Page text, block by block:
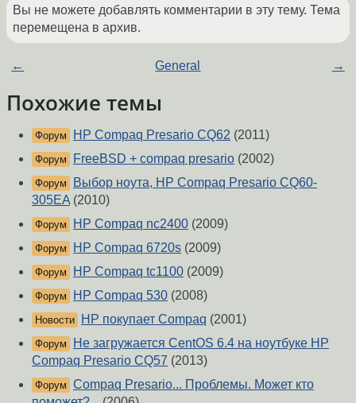
Вы не можете добавлять комментарии в эту тему. Тема
перемещена в архив.
← General →
Похожие темы
Форум HP Compaq Presario CQ62 (2011)
Форум FreeBSD + compaq presario (2002)
Форум
Выбор ноута, HP Compaq Presario CQ60-
305EA (2010)
Форум HP Compaq nc2400 (2009)
Форум HP Compaq 6720s (2009)
Форум HP Compaq tc1100 (2009)
Форум HP Compaq 530 (2008)
Новости HP покупает Compaq (2001)
Форум
Не загружается CentOS 6.4 на ноутбуке HP
Compaq Presario CQ57 (2013)
Форум Compaq Presario... Проблемы. Может кто